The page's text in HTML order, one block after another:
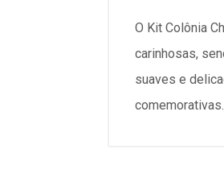
O Kit Colônia
carinhosas,
suaves e